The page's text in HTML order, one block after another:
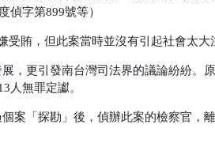
偵字第899號等）
賄，但此案當時並沒有引起社會太大
，更引發南台灣司法界的議論紛紛。
人無罪定讞。
案「探勘」後，偵辦此案的檢察官，